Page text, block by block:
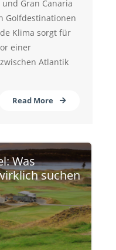
Gran Canaria
Golfdestinationen
Klima sorgt für
einer
Atlantik
Read More
Was
suchen